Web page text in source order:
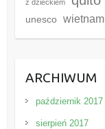
z dzieckiem
unesco wietnam
ARCHIWUM
październik 2017
sierpień 2017